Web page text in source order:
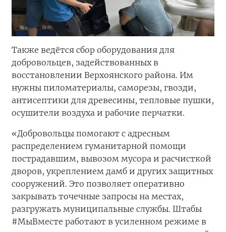
Также ведётся сбор оборудования для
добровольцев, задействованных в
восстановлении Верхоянского района. Им
нужны пиломатериалы, саморезы, гвозди,
антисептики для древесины, тепловые пушки,
осушители воздуха и рабочие перчатки.
«Добровольцы помогают с адресным
распределением гуманитарной помощи
пострадавшим, вывозом мусора и расчисткой
дворов, укреплением дамб и других защитных
сооружений. Это позволяет оперативно
закрывать точечные запросы на местах,
разгружать муниципальные службы. Штабы
#МыВместе работают в усиленном режиме в